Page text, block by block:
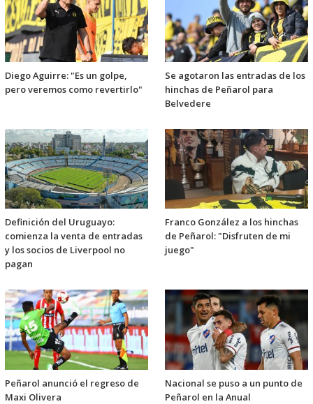
Diego Aguirre: "Es un golpe,
pero veremos como revertirlo"
Se agotaron las entradas de los
hinchas de Peñarol para
Belvedere
Definición del Uruguayo:
comienza la venta de entradas
y los socios de Liverpool no
pagan
Franco González a los hinchas
de Peñarol: "Disfruten de mi
juego"
Peñarol anunció el regreso de
Maxi Olivera
Nacional se puso a un punto de
Peñarol en la Anual